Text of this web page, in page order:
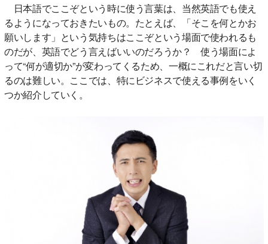
日本語でここぞという時に使う言葉は、当然英語でも使え
るようになっておきたいもの。たとえば、「そこを何とかお
願いします」という気持ちはここぞという場面で使われるも
のだが、英語でどう言えばいいのだろうか？ 使う場面によ
って“何が適切か”が変わってくるため、一概にこれだと言い切
るのは難しい。ここでは、特にビジネスで使える事例をいく
つか紹介していく。